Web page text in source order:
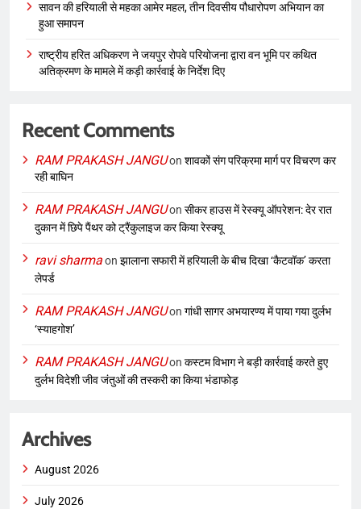
सावन की हरियाली से महका आमेर महल, तीन दिवसीय पौधारोपण अभियान का
हुआ समापन
राष्ट्रीय हरित अधिकरण ने जयपुर रोपवे परियोजना द्वारा वन भूमि पर कथित
अतिक्रमण के मामले में कड़ी कार्रवाई के निर्देश दिए
Recent Comments
RAM PRAKASH JANGUon शावकों संग परिक्रमा मार्ग पर विचरण कर
रही बाघिन
RAM PRAKASH JANGUon सीकर हाउस में रेस्क्यू ऑपरेशन: देर रात
दुकान में छिपे पैंथर को ट्रैंकुलाइज कर किया रेस्क्यू
ravi sharmaon झालाना सफारी में हरियाली के बीच दिखा ‘कैटवॉक’ करता
लेपर्ड
RAM PRAKASH JANGUon गांधी सागर अभयारण्य में पाया गया दुर्लभ
‘स्याहगोश’
RAM PRAKASH JANGUon कस्टम विभाग ने बड़ी कार्रवाई करते हुए
दुर्लभ विदेशी जीव जंतुओं की तस्करी का किया भंडाफोड़
Archives
August 2026
July 2026